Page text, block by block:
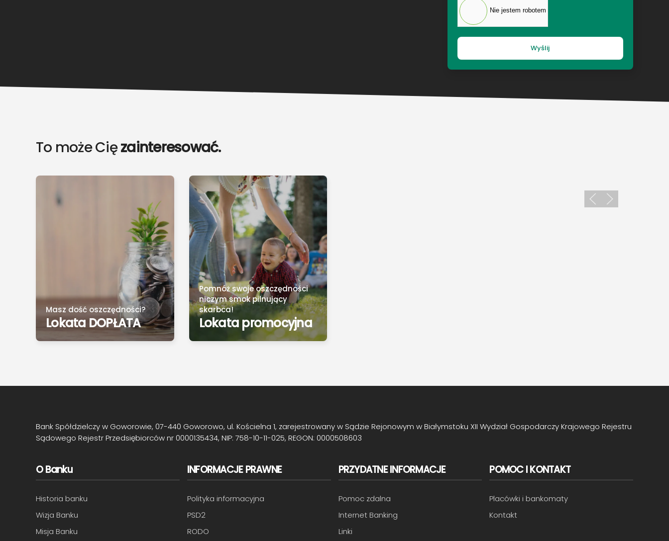
Nie jestem robotem
Wyślij
To może Cięzainteresować.
Masz dość oszczędności?
Lokata DOPŁATA
Pomnóż swoje oszczędności
niczym smok pilnujący
skarbca!
Lokata promocyjna
Bank Spółdzielczy w Goworowie, 07-440 Goworowo, ul. Kościelna 1, zarejestrowany w Sądzie Rejonowym w Białymstoku XII Wydział Gospodarczy Krajowego Rejestru
Sądowego Rejestr Przedsiębiorców nr 0000135434, NIP: 758-10-11-025, REGON: 0000508603
O Banku
Historia banku
Wizja Banku
Misja Banku
INFORMACJE PRAWNE
Polityka informacyjna
PSD2
RODO
PRZYDATNE INFORMACJE
Pomoc zdalna
Internet Banking
Linki
POMOC I KONTAKT
Placówki i bankomaty
Kontakt